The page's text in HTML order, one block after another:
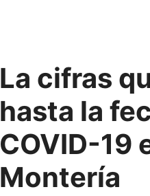
La cifras
hasta la
COVID-19
Montería